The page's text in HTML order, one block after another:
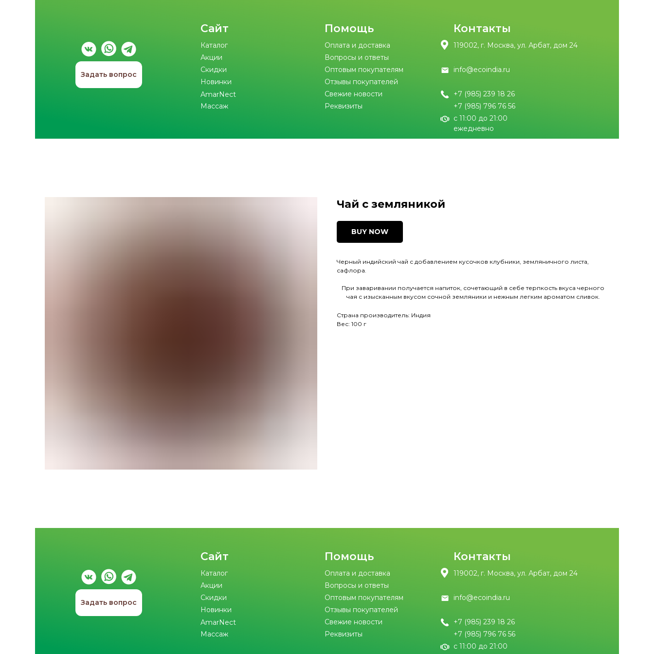
Сайт Помощь
Оплата и доставка
Вопросы и ответы
Оптовым покупателям
Отзывы покупателей
Свежие новости
Контакты
Реквизиты
119002, г. Москва, ул. Арбат, дом 24
info@ecoindia.ru
+7 (985) 239 18 26
+7 (985) 796 76 56
с 11:00 до 21:00
ежедневно
Задать вопрос
Акции
Скидки
Новинки
AmarNect
Массаж
Каталог
Чай с земляникой
BUY NOW
Черный индийский чай с добавлением кусочков клубники, земляничного листа,
сафлора.
При заваривании получается напиток, сочетающий в себе терпкость вкуса черного
чая с изысканным вкусом сочной земляники и нежным легким ароматом сливок.
Страна производитель: Индия
Вес: 100 г
Сайт Помощь
Оплата и доставка
Вопросы и ответы
Оптовым покупателям
Отзывы покупателей
Свежие новости
Контакты
Реквизиты
119002, г. Москва, ул. Арбат, дом 24
info@ecoindia.ru
+7 (985) 239 18 26
+7 (985) 796 76 56
с 11:00 до 21:00
Задать вопрос
Акции
Скидки
Новинки
AmarNect
Массаж
Каталог